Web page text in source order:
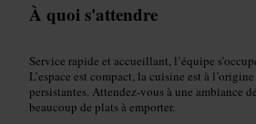
À quoi s'attendre
Service rapide et accueillant, l’équipe
L’espace est compact, la cuisine est à
persistantes. Attendez-vous à une ambiance
beaucoup de plats à emporter.